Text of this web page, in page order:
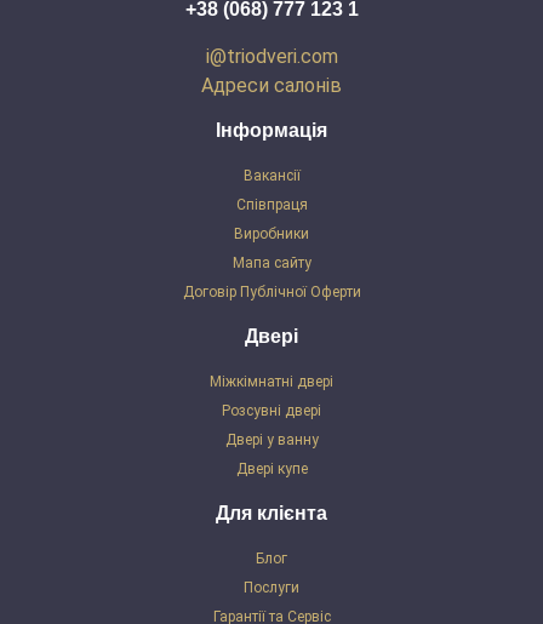
Інформація
Вакансії
Співпраця
Виробники
Мапа сайту
Договір Публічної Оферти
Двері
Міжкімнатні двері
Розсувні двері
Двері у ванну
Двері купе
Для клієнта
Блог
Послуги
Гарантії та Сервіс
+38 (068) 777 123 1
i@triodveri.com
Адреси салонів